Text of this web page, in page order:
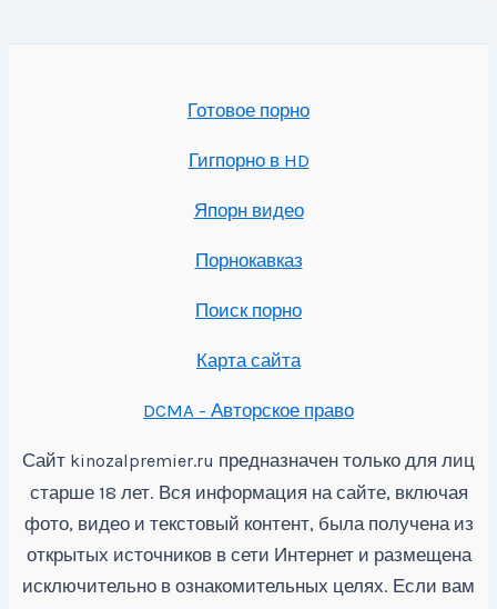
Готовое порно
Гигпорно в HD
Япорн видео
Порнокавказ
Поиск порно
Карта сайта
DCMA - Авторское право
Сайт kinozalpremier.ru предназначен только для лиц
старше 18 лет. Вся информация на сайте, включая
фото, видео и текстовый контент, была получена из
открытых источников в сети Интернет и размещена
исключительно в ознакомительных целях. Если вам